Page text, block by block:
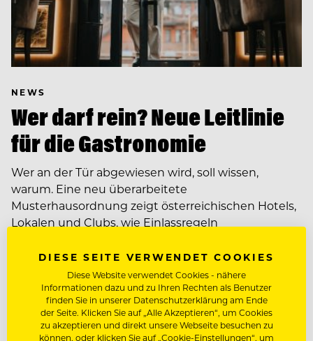
NEWS
Wer darf rein? Neue Leitlinie
für die Gastronomie
Wer an der Tür abgewiesen wird, soll wissen,
warum. Eine neu überarbeitete
Musterhausordnung zeigt österreichischen Hotels,
Lokalen und Clubs, wie Einlassregeln
DIESE SEITE VERWENDET COOKIES
Diese Website verwendet Cookies - nähere
Informationen dazu und zu Ihren Rechten als Benutzer
finden Sie in unserer Datenschutzerklärung am Ende
der Seite. Klicken Sie auf „Alle Akzeptieren“, um Cookies
zu akzeptieren und direkt unsere Webseite besuchen zu
können, oder klicken Sie auf „Cookie-Einstellungen“, um